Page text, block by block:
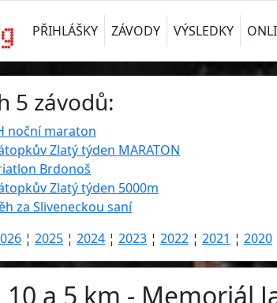
PŘIHLÁŠKY ZÁVODY VÝSLEDKY
5 závodů:
noční maraton
Zlatý týden MARATON
Brdonoš
Zlatý týden 5000m
za Sliveneckou saní
¦ 2025 ¦ 2024 ¦ 2023 ¦ 2022 ¦ 2021 ¦ 2020
a 5 km - Memoriál